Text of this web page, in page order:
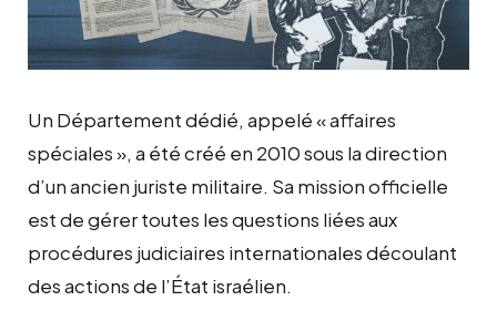
Un Département dédié, appelé « affaires
spéciales », a été créé en 2010 sous la direction
d’un ancien juriste militaire. Sa mission officielle
est de gérer toutes les questions liées aux
procédures judiciaires internationales découlant
des actions de l’État israélien.